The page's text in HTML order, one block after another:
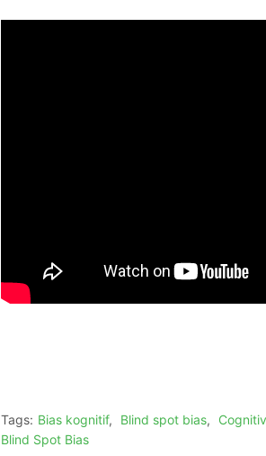
Tags: Bias kognitif, Blind spot bias,
Blind Spot Bias